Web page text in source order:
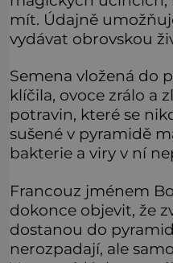
mít. Údajně
vydávat obrovskou
Semena vložená do
klíčila, ovoce zrálo a
potravin, které se
sušené v pyramidě
bakterie a viry v ní
Francouz jménem
dokonce objevit, že
dostanou do
nerozpadají, ale